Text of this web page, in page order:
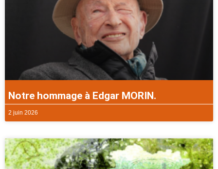
Notre hommage à Edgar MORIN.
2 juin 2026